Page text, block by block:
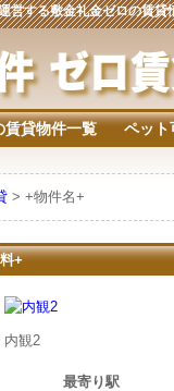
営する敷金礼金ゼロの賃貸
賃貸物件一覧 ペット
> +物件名+
+
内観2
最寄り駅